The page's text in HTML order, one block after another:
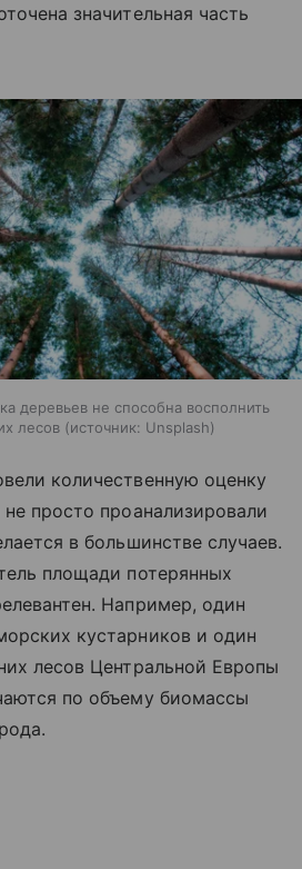
значительная часть
деревьев не способна восполнить
лесов
источник: Unsplash
количественную оценку
просто проанализировали
в большинстве случаев.
площади потерянных
Например, один
кустарников и один
лесов Центральной Европы
по объему биомассы